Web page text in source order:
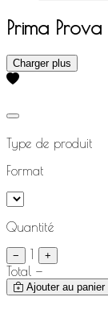
Prima Prova
Charger plus
Type de produit
Format
Quantité
− 1 +
Total —
Ajouter au panier